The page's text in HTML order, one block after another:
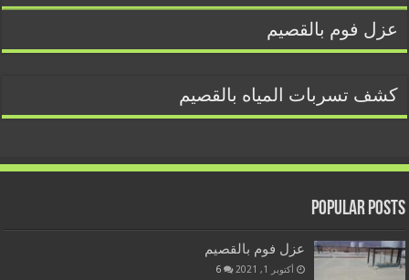
عزل فوم بالقصيم
كشف تسربات المياه بالقصيم
Popular Posts
عزل فوم بالقصيم
أكتوبر 1, 2021 6